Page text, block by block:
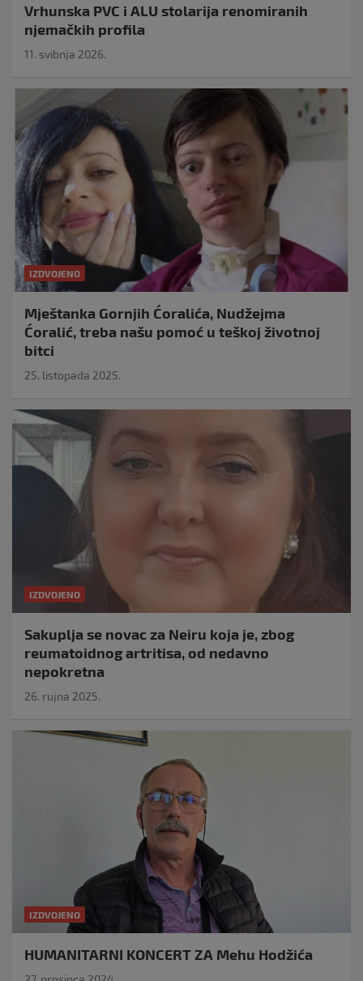
Vrhunska PVC i ALU stolarija renomiranih
njemačkih profila
11. svibnja 2026.
IZDVOJENO
Mještanka Gornjih Ćoralića, Nudžejma
Ćoralić, treba našu pomoć u teškoj životnoj
bitci
25. listopada 2025.
IZDVOJENO
Sakuplja se novac za Neiru koja je, zbog
reumatoidnog artritisa, od nedavno
nepokretna
26. rujna 2025.
IZDVOJENO
HUMANITARNI KONCERT ZA Mehu Hodžića